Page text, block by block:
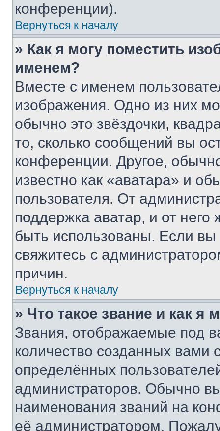
конференции).
Вернуться к началу
» Как я могу поместить
именем?
Вместе с именем
изображения. Одно из них
обычно это звёздочки,
то, сколько сообщений вы
конференции. Другое,
известно как «аватара» и
пользователя. От
поддержка аватар, и от него
быть использованы. Если
свяжитесь с
причин.
Вернуться к началу
» Что такое звание и как я
Звания, отображаемые под
количество созданных
определённых
администраторов. Обычно
наименования званий на
её администратором.